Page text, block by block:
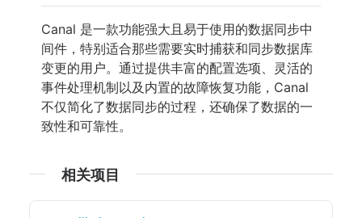
Canal 是一款功能强大且易于使用的数据同步中
间件，特别适合那些需要实时捕获和同步数据库
变更的用户。通过提供丰富的配置选项、灵活的
事件处理机制以及内置的故障恢复功能，Canal
不仅简化了数据同步的过程，还确保了数据的一
致性和可靠性。
相关项目